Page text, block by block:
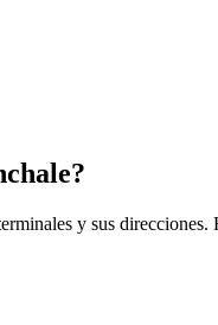
y sus